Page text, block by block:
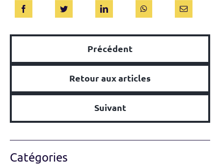
Précédent
Retour aux articles
Suivant
Catégories